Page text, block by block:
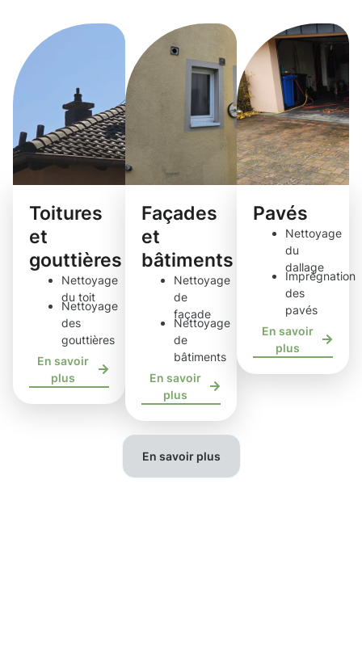
Toitures
et
gouttières
Nettoyage
du toit
Nettoyage
des
gouttières
En savoir
plus
Façades
et
bâtiments
Nettoyage
de
façade
Nettoyage
de
bâtiments
En savoir
plus
Pavés
Nettoyage
du
dallage
Imprégnation
des
pavés
En savoir
plus
En savoir plus